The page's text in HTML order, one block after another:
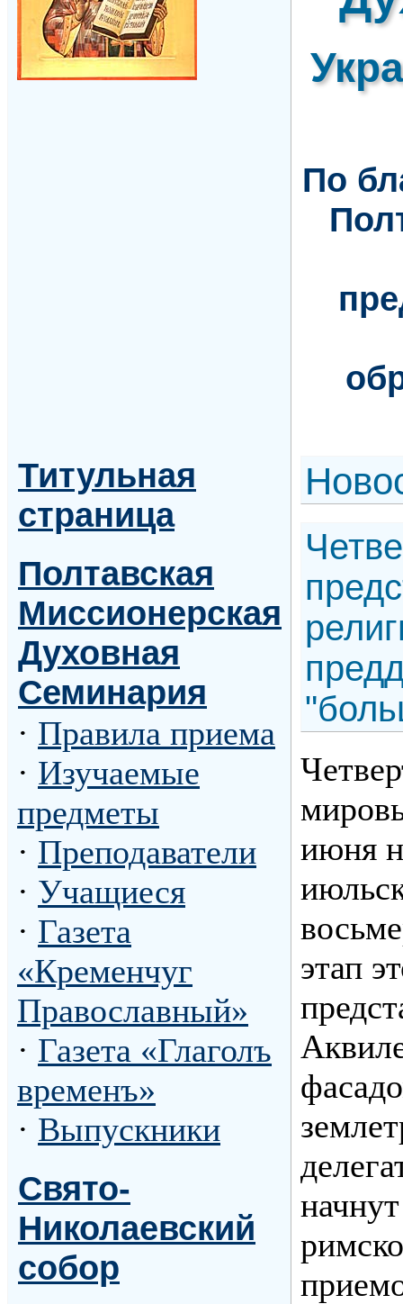
По
Титульная
страница
Полтавская
Миссионерская
Духовная
Семинария
· Правила приема
· Изучаемые
предметы
· Преподаватели
· Учащиеся
· Газета
«Кременчуг
Православный»
· Газета «Глаголъ
временъ»
· Выпускники
Свято-
Николаевский
собор
Н
июня
этап